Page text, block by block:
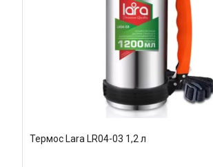
Термос Lara LR04-03 1,2 л